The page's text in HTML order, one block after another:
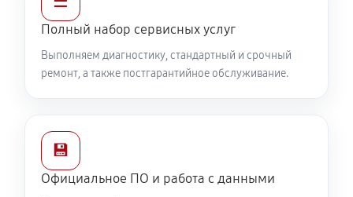
Полный набор сервисных услуг
Выполняем диагностику, стандартный и срочный
ремонт, а также постгарантийное обслуживание.
💾
Официальное ПО и работа с данными